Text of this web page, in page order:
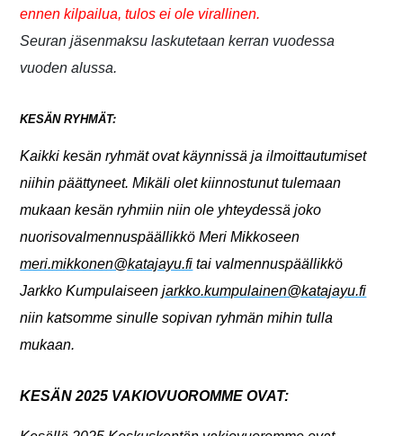
ennen kilpailua, tulos ei ole virallinen.
Seuran jäsenmaksu laskutetaan kerran vuodessa
vuoden alussa.
KESÄN RYHMÄT:
Kaikki kesän ryhmät ovat käynnissä ja ilmoittautumiset
niihin päättyneet. Mikäli olet kiinnostunut tulemaan
mukaan kesän ryhmiin niin ole yhteydessä joko
nuorisovalmennuspäällikkö Meri Mikkoseen
meri.mikkonen@katajayu.fi tai valmennuspäällikkö
Jarkko Kumpulaiseenjarkko.kumpulainen@katajayu.fi
niin katsomme sinulle sopivan ryhmän mihin tulla
mukaan.
KESÄN 2025 VAKIOVUOROMME OVAT: